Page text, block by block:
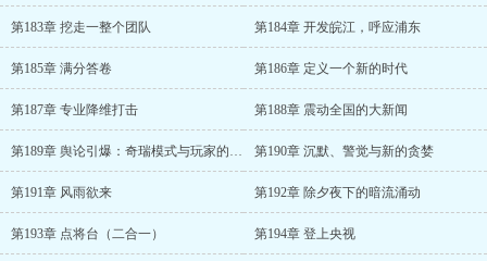
第183章 挖走一整个团队 第184章 开发皖江，呼应浦东
第185章 满分答卷 第186章 定义一个新的时代
第187章 专业降维打击 第188章 震动全国的大新闻
第189章 舆论引爆：奇瑞模式与玩家的觉醒 第190章 沉默、警觉与新的贪婪
第191章 风雨欲来 第192章 除夕夜下的暗流涌动
第193章 点将台（二合一） 第194章 登上央视